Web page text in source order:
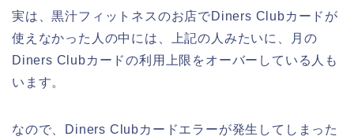
実は、黒汁フィットネスのお店でDiners Clubカードが
使えなかった人の中には、上記の人みたいに、月の
Diners Clubカードの利用上限をオーバーしている人も
います。
なので、Diners Clubカードエラーが発生してしまった